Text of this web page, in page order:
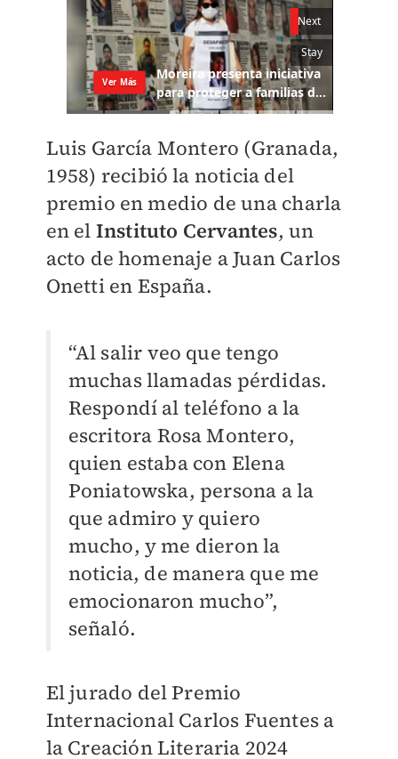
Luis García Montero (Granada,
1958) recibió la noticia del
premio en medio de una charla
en el Instituto Cervantes, un
acto de homenaje a Juan Carlos
Onetti en España.
“Al salir veo que tengo
muchas llamadas pérdidas.
Respondí al teléfono a la
escritora Rosa Montero,
quien estaba con Elena
Poniatowska, persona a la
que admiro y quiero
mucho, y me dieron la
noticia, de manera que me
emocionaron mucho”,
señaló.
El jurado del Premio
Internacional Carlos Fuentes a
la Creación Literaria 2024